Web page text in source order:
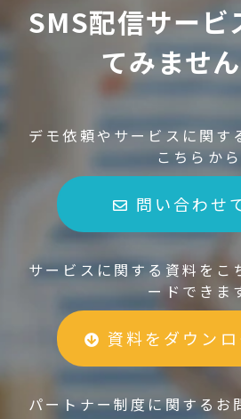
SMS配信サービ
てみませ
デモ依頼やサービスに関す
こちらから
問い合わせ
サービスに関する資料をこ
ードできま
資料をダウン
パートナー制度に関するお